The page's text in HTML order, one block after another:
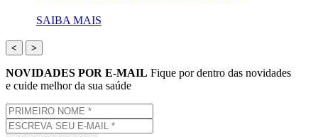
SAIBA MAIS
< >
NOVIDADES POR E-MAIL Fique por dentro das novidades
e cuide melhor da sua saúde